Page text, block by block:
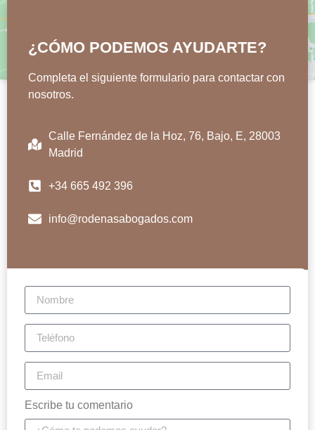
¿CÓMO PODEMOS AYUDARTE?
Completa el siguiente formulario para contactar con
nosotros.
Calle Fernández de la Hoz, 76, Bajo, E, 28003
Madrid
+34 665 492 396
info@rodenasabogados.com
Escribe tu comentario